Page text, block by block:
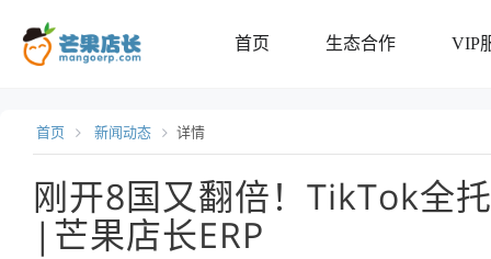
首页 生态合作 VIP
首页 新闻动态 详情
刚开8国又翻倍！TikTok全
|芒果店长ERP